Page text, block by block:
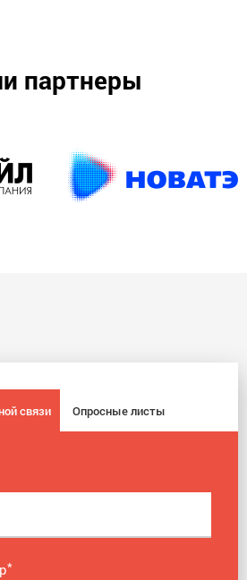
партнеры
связи Опросные листы
*